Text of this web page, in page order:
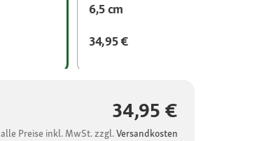
6,5 cm
34,95 €
34,95 €
alle Preise inkl. MwSt. zzgl.Versandkosten